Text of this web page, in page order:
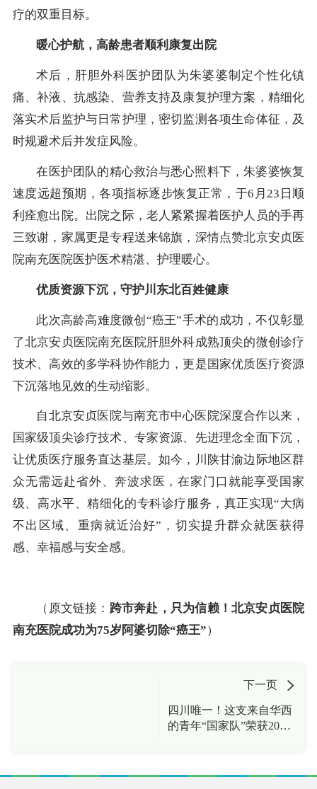
疗的双重目标。
暖心护航，高龄患者顺利康复出院
术后，肝胆外科医护团队为朱婆婆制定个性化镇
痛、补液、抗感染、营养支持及康复护理方案，精细化
落实术后监护与日常护理，密切监测各项生命体征，及
时规避术后并发症风险。
在医护团队的精心救治与悉心照料下，朱婆婆恢复
速度远超预期，各项指标逐步恢复正常，于6月23日顺
利痊愈出院。出院之际，老人紧紧握着医护人员的手再
三致谢，家属更是专程送来锦旗，深情点赞北京安贞医
院南充医院医护医术精湛、护理暖心。
优质资源下沉，守护川东北百姓健康
此次高龄高难度微创“癌王”手术的成功，不仅彰显
了北京安贞医院南充医院肝胆外科成熟顶尖的微创诊疗
技术、高效的多学科协作能力，更是国家优质医疗资源
下沉落地见效的生动缩影。
自北京安贞医院与南充市中心医院深度合作以来，
国家级顶尖诊疗技术、专家资源、先进理念全面下沉，
让优质医疗服务直达基层。如今，川陕甘渝边际地区群
众无需远赴省外、奔波求医，在家门口就能享受国家
级、高水平、精细化的专科诊疗服务，真正实现“大病
不出区域、重病就近治好”，切实提升群众就医获得
感、幸福感与安全感。
（原文链接： 跨市奔赴，只为信赖！北京安贞医院
南充医院成功为75岁阿婆切除“癌王”）
下一页
四川唯一！这支来自华西
的青年“国家队”荣获2026